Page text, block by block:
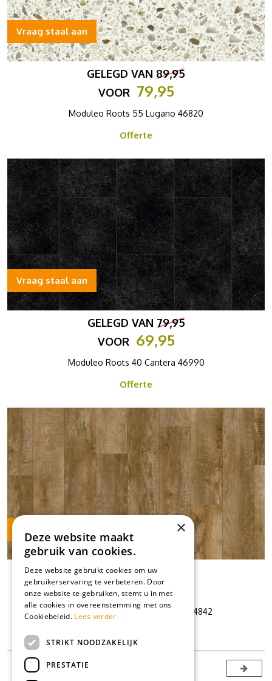
GELEGD VAN 89,95
VOOR 79,95
Moduleo Roots 55 Lugano 46820
Offerte
Vraag staal aan
GELEGD VAN 79,95
VOOR 69,95
Moduleo Roots 40 Cantera 46990
Offerte
Vraag staal aan
GELEGD VAN79,95
VOOR69,95
Moduleo Roots 40 Country Oak 24842
×
Deze website maakt
gebruik van cookies.
Deze website gebruikt cookies om uw
gebruikerservaring te verbeteren. Door
onze website te gebruiken, stemt u in met
alle cookies in overeenstemming met ons
Cookiebeleid. Lees verder
STRIKT NOODZAKELIJK
PRESTATIE